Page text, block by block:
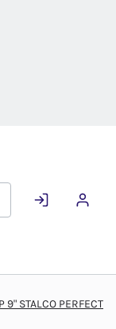
STALCO PERFECT